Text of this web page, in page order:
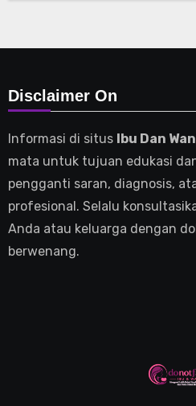
Disclaimer On
Informasi di situs Ibu Dan
mata untuk tujuan edukasi
pengganti saran, diagnosis,
profesional. Selalu
Anda atau keluarga dengan
berwenang.